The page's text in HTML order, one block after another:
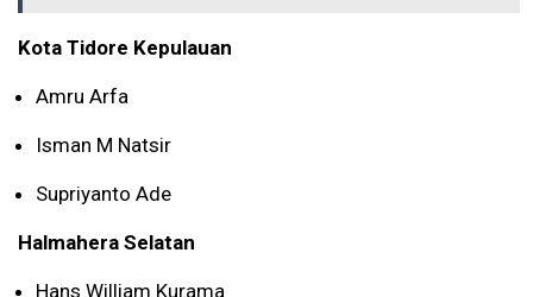
Kota Tidore Kepulauan
Amru Arfa
Isman M Natsir
Supriyanto Ade
Halmahera Selatan
Hans William Kurama